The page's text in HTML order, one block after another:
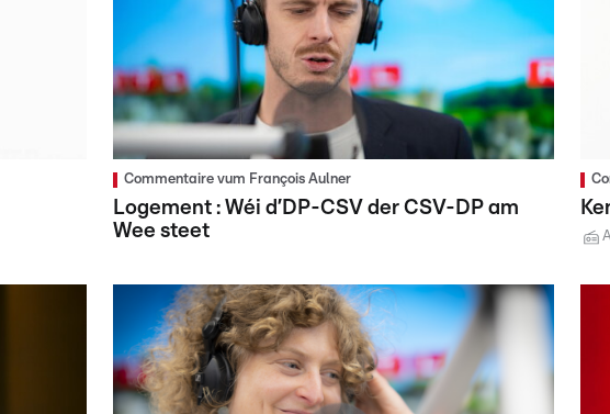
Commentaire vum François Aulner
Logement : Wéi d’DP-CSV der CSV-DP am
Wee steet